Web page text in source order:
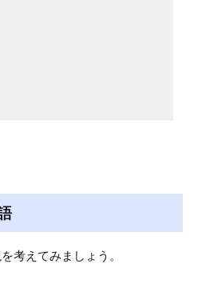
考えてみましょう。